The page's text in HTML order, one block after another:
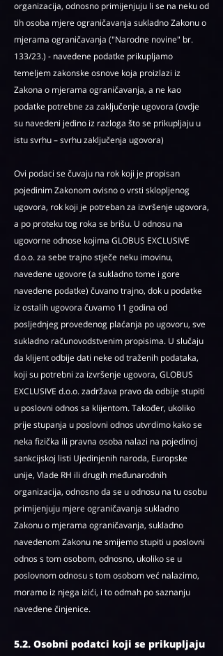
organizacija, odnosno primijenjuju li se na neku od
tih osoba mjere ograničavanja sukladno Zakonu o
mjerama ograničavanja ("Narodne novine" br.
133/23.) - navedene podatke prikupljamo
temeljem zakonske osnove koja proizlazi iz
Zakona o mjerama ograničavanja, a ne kao
podatke potrebne za zaključenje ugovora (ovdje
su navedeni jedino iz razloga što se prikupljaju u
istu svrhu – svrhu zaključenja ugovora)
Ovi podaci se čuvaju na rok koji je propisan
pojedinim Zakonom ovisno o vrsti sklopljenog
ugovora, rok koji je potreban za izvršenje ugovora,
a po proteku tog roka se brišu. U odnosu na
ugovorne odnose kojima GLOBUS EXCLUSIVE
d.o.o. za sebe trajno stječe neku imovinu,
navedene ugovore (a sukladno tome i gore
navedene podatke) čuvano trajno, dok u podatke
iz ostalih ugovora čuvamo 11 godina od
posljednjeg provedenog plaćanja po ugovoru, sve
sukladno računovodstvenim propisima. U slučaju
da klijent odbije dati neke od traženih podataka,
koji su potrebni za izvršenje ugovora, GLOBUS
EXCLUSIVE d.o.o. zadržava pravo da odbije stupiti
u poslovni odnos sa klijentom. Također, ukoliko
prije stupanja u poslovni odnos utvrdimo kako se
neka fizička ili pravna osoba nalazi na pojedinoj
sankcijskoj listi Ujedinjenih naroda, Europske
unije, Vlade RH ili drugih međunarodnih
organizacija, odnosno da se u odnosu na tu osobu
primijenjuju mjere ograničavanja sukladno
Zakonu o mjerama ograničavanja, sukladno
navedenom Zakonu ne smijemo stupiti u poslovni
odnos s tom osobom, odnosno, ukoliko se u
poslovnom odnosu s tom osobom već nalazimo,
moramo iz njega izići, i to odmah po saznanju
navedene činjenice.
5.2. Osobni podatci koji se prikupljaju